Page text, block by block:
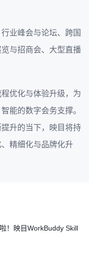
业峰会与论坛、跨国
与招商会、大型直播
优化与体验升级，为
能的数字会务支撑。
升的当下，映目将持
精细化与品牌化升
！映目WorkBuddy Skill